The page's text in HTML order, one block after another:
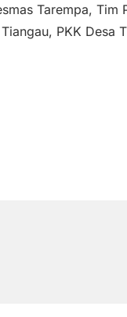
Tarempa, Tim
PKK Desa